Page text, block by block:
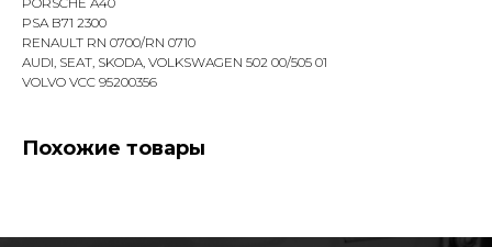
PSA B71 2300
RENAULT RN 0700/RN 0710
AUDI, SEAT, SKODA, VOLKSWAGEN 502 00/505 01
VOLVO VCC 95200356
Похожие товары